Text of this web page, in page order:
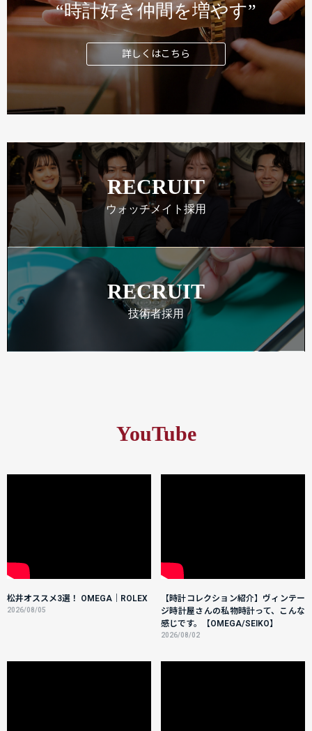
“時計好き仲間を増やす”
詳しくはこちら
RECRUIT
ウォッチメイト採用
RECRUIT
技術者採用
YouTube
松井オススメ3選！ OMEGA｜ROLEX
2026/08/05
【時計コレクション紹介】ヴィンテー
ジ時計屋さんの私物時計って、こんな
感じです。【OMEGA/SEIKO】
2026/08/02